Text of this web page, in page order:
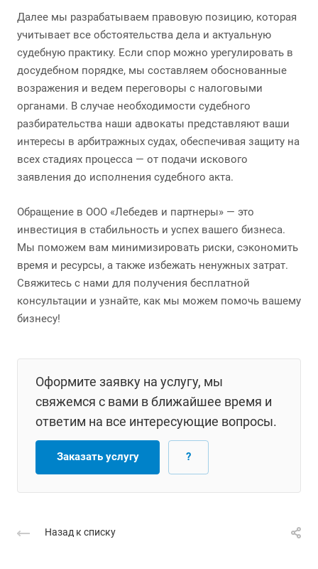
Далее мы разрабатываем правовую позицию, которая
учитывает все обстоятельства дела и актуальную
судебную практику. Если спор можно урегулировать в
досудебном порядке, мы составляем обоснованные
возражения и ведем переговоры с налоговыми
органами. В случае необходимости судебного
разбирательства наши адвокаты представляют ваши
интересы в арбитражных судах, обеспечивая защиту на
всех стадиях процесса — от подачи искового
заявления до исполнения судебного акта.
Обращение в ООО «Лебедев и партнеры» — это
инвестиция в стабильность и успех вашего бизнеса.
Мы поможем вам минимизировать риски, сэкономить
время и ресурсы, а также избежать ненужных затрат.
Свяжитесь с нами для получения бесплатной
консультации и узнайте, как мы можем помочь вашему
бизнесу!
Оформите заявку на услугу, мы
свяжемся с вами в ближайшее время и
ответим на все интересующие вопросы.
Заказать услугу ?
Назад к списку